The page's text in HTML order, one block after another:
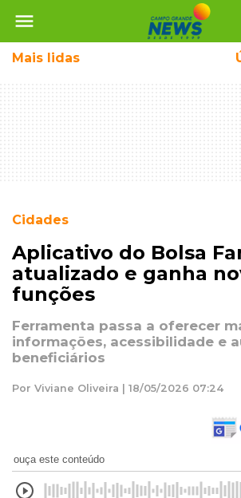
menu
Mais lidas
Cidades
Aplicativo do Bolsa
atualizado e ganha
funções
Ferramenta passa a oferecer
informações, acessibilidade e
beneficiários
Por Viviane Oliveira | 18/05/2026 07:24
ouça este conteúdo